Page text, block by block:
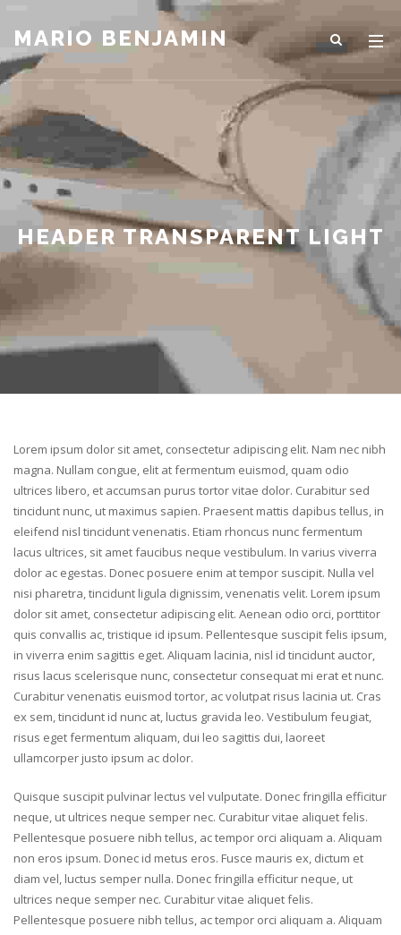
MARIO BENJAMIN
HEADER TRANSPARENT LIGHT
Lorem ipsum dolor sit amet, consectetur adipiscing elit. Nam nec nibh
magna. Nullam congue, elit at fermentum euismod, quam odio
ultrices libero, et accumsan purus tortor vitae dolor. Curabitur sed
tincidunt nunc, ut maximus sapien. Praesent mattis dapibus tellus, in
eleifend nisl tincidunt venenatis. Etiam rhoncus nunc fermentum
lacus ultrices, sit amet faucibus neque vestibulum. In varius viverra
dolor ac egestas. Donec posuere enim at tempor suscipit. Nulla vel
nisi pharetra, tincidunt ligula dignissim, venenatis velit. Lorem ipsum
dolor sit amet, consectetur adipiscing elit. Aenean odio orci, porttitor
quis convallis ac, tristique id ipsum. Pellentesque suscipit felis ipsum,
in viverra enim sagittis eget. Aliquam lacinia, nisl id tincidunt auctor,
risus lacus scelerisque nunc, consectetur consequat mi erat et nunc.
Curabitur venenatis euismod tortor, ac volutpat risus lacinia ut. Cras
ex sem, tincidunt id nunc at, luctus gravida leo. Vestibulum feugiat,
risus eget fermentum aliquam, dui leo sagittis dui, laoreet
ullamcorper justo ipsum ac dolor.
Quisque suscipit pulvinar lectus vel vulputate. Donec fringilla efficitur
neque, ut ultrices neque semper nec. Curabitur vitae aliquet felis.
Pellentesque posuere nibh tellus, ac tempor orci aliquam a. Aliquam
non eros ipsum. Donec id metus eros. Fusce mauris ex, dictum et
diam vel, luctus semper nulla. Donec fringilla efficitur neque, ut
ultrices neque semper nec. Curabitur vitae aliquet felis.
Pellentesque posuere nibh tellus, ac tempor orci aliquam a. Aliquam